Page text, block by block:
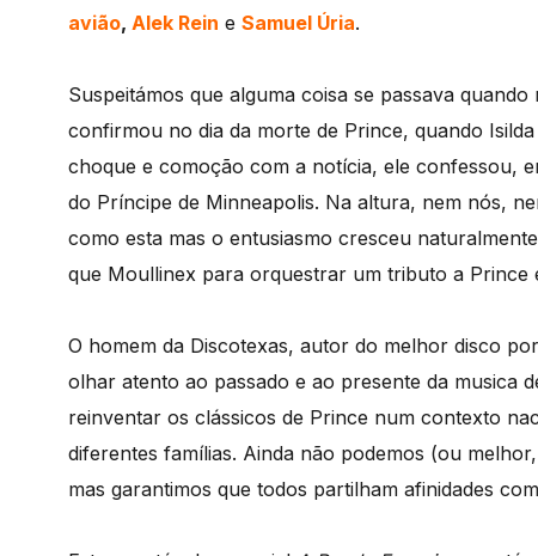
avião, Alek Rein e Samuel Úria.
Suspeitámos que alguma coisa se passava
confirmou no dia da morte de Prince, quando
choque e comoção com a notícia, ele confessou,
do Príncipe de Minneapolis. Na altura, nem nós,
como esta mas o entusiasmo cresceu
que Moullinex para orquestrar um tributo a Prince
O homem da Discotexas, autor do melhor disco
olhar atento ao passado e ao presente da musica
reinventar os clássicos de Prince num contexto
diferentes famílias. Ainda não podemos (ou
mas garantimos que todos partilham afinidades